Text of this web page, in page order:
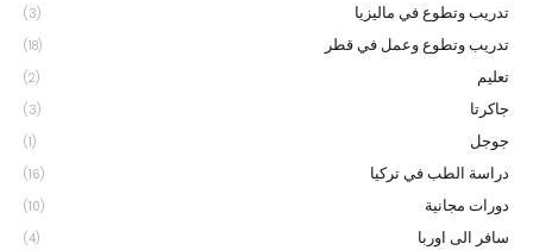
تدريب وتطوع في ماليزيا (3)
تدريب وتطوع وعمل في قطر (18)
تعليم (2)
جاكرتا (3)
جوجل (1)
دراسة الطب في تركيا (16)
دورات مجانية (10)
سافر الى اوربا (4)